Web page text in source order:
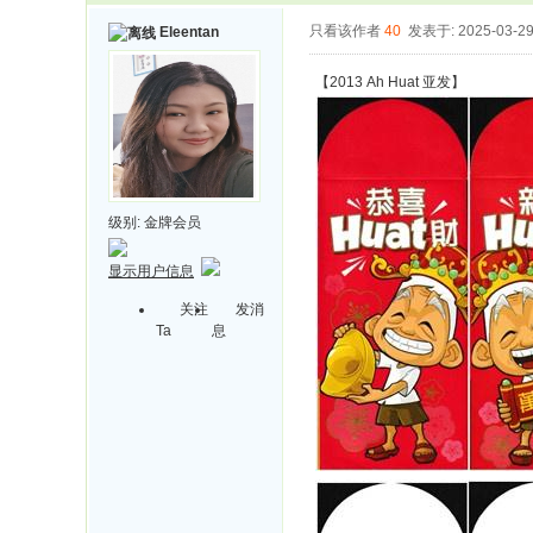
Eleentan
级别: 金牌会员
显示用户信息
关注
Ta
发消
息
只看该作者 40 发表于: 2025-03-29
【2013 Ah Huat 亚发】